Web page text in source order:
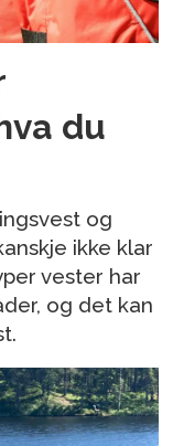
du
og
ikke klar
vester har
og det kan